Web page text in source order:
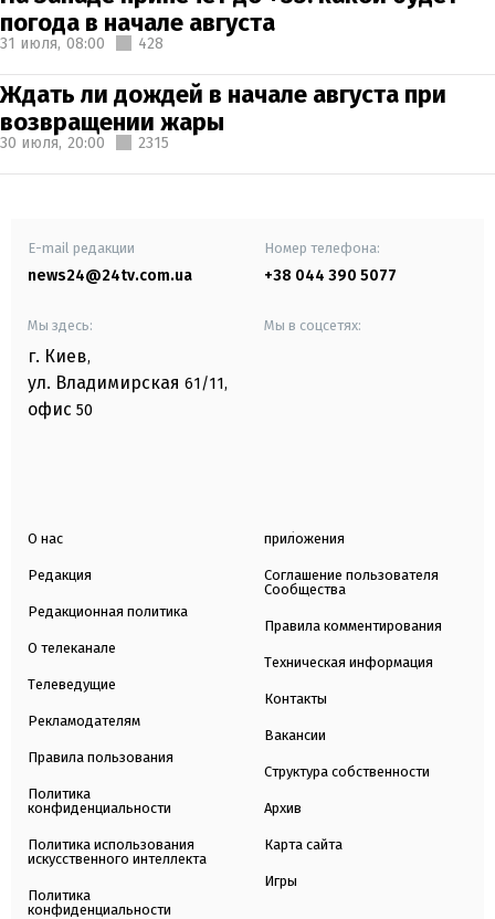
погода в начале августа
31 июля, 08:00 428
Ждать ли дождей в начале августа при
возвращении жары
30 июля, 20:00 2315
E-mail редакции
news24@24tv.com.ua
Номер телефона:
+38 044 390 5077
Мы здесь:
г. Киев,
ул. Владимирская 61/11,
офис 50
Мы в соцсетях:
О нас
Редакция
Редакционная политика
О телеканале
Телеведущие
Рекламодателям
Правила пользования
Политика
конфиденциальности
Политика использования
искусственного интеллекта
Политика
конфиденциальности
приложения
Соглашение пользователя
Сообщества
Правила комментирования
Техническая информация
Контакты
Вакансии
Структура собственности
Архив
Карта сайта
Игры